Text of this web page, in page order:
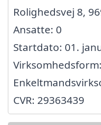
Rolighedsvej 8,
Ansatte: 0
Startdato: 01.
Virksomhedsform:
CVR: 29363439